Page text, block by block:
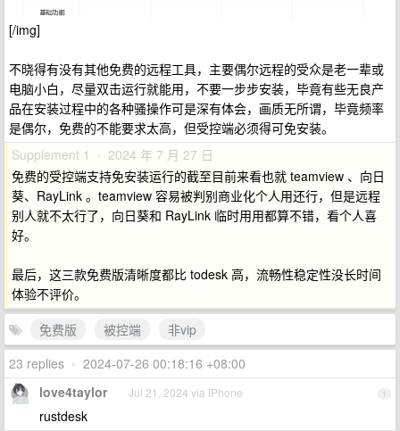
[/img]
不晓得有没有其他免费的远程工具，主要偶尔远程的受众是老一辈或
电脑小白，尽量双击运行就能用，不要一步步安装，毕竟有些无良产
品在安装过程中的各种骚操作可是深有体会，画质无所谓，毕竟频率
是偶尔，免费的不能要求太高，但受控端必须得可免安装。
Supplement 1 · 2024 年 7 月 27 日
免费的受控端支持免安装运行的截至目前来看也就 teamview 、向日
葵、RayLink 。teamview 容易被判别商业化个人用还行，但是远程
别人就不太行了，向日葵和 RayLink 临时用用都算不错，看个人喜
好。
最后，这三款免费版清晰度都比 todesk 高，流畅性稳定性没长时间
体验不评价。
免费版
被控端
非vip
23 replies • 2024-07-26 00:18:16 +08:00
1
love4taylor Jul 21, 2024 via iPhone
rustdesk